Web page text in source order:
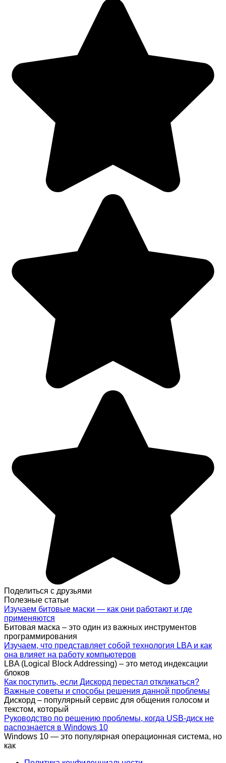
Поделиться с друзьями
Полезные статьи
Изучаем битовые маски — как они работают и где
применяются
Битовая маска – это один из важных инструментов
программирования
Изучаем, что представляет собой технология LBA и как
она влияет на работу компьютеров
LBA (Logical Block Addressing) – это метод индексации
блоков
Как поступить, если Дискорд перестал откликаться?
Важные советы и способы решения данной проблемы
Дискорд – популярный сервис для общения голосом и
текстом, который
Руководство по решению проблемы, когда USB-диск не
распознается в Windows 10
Windows 10 — это популярная операционная система, но
как